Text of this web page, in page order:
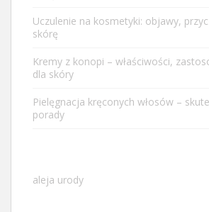
Uczulenie na kosmetyki: objawy,
skórę
Kremy z konopi – właściwości,
dla skóry
Pielęgnacja kręconych włosów –
porady
aleja urody